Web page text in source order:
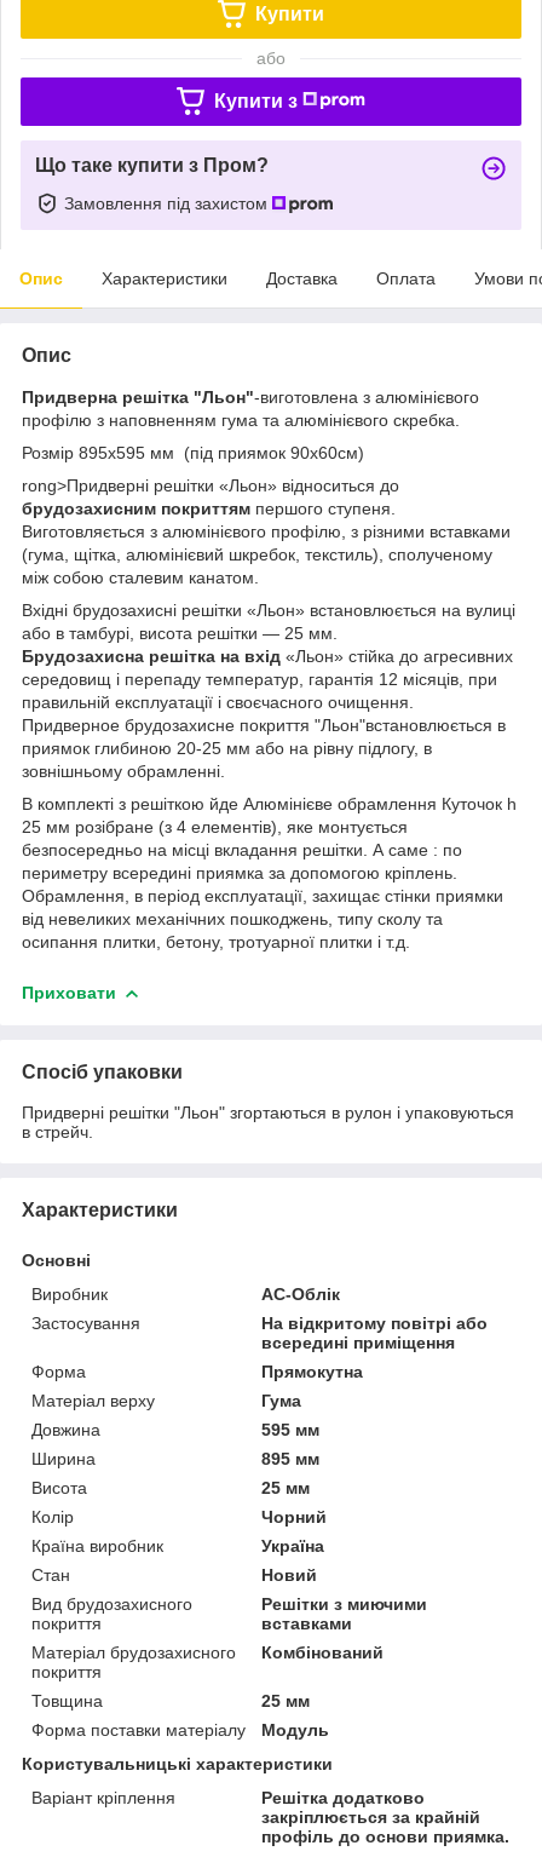
Купити
або
Купити з
Що таке купити з Пром?
Замовлення під захистом
Опис Характеристики Доставка Оплата Умови
Опис
Придверна решітка "Льон"-виготовлена з алюмінієвого
профілю з наповненням гума та алюмінієвого скребка.
Розмір 895х595 мм (під приямок 90х60см)
rong>Придверні решітки «Льон» відноситься до
брудозахисним покриттям першого ступеня.
Виготовляється з алюмінієвого профілю, з різними вставками
(гума, щітка, алюмінієвий шкребок, текстиль), сполученому
між собою сталевим канатом.
Вхідні брудозахисні решітки «Льон» встановлюється на вулиці
або в тамбурі, висота решітки — 25 мм.
Брудозахисна решітка на вхід «Льон» стійка до агресивних
середовищ і перепаду температур, гарантія 12 місяців, при
правильній експлуатації і своєчасного очищення.
Придверное брудозахисне покриття "Льон"встановлюється в
приямок глибиною 20-25 мм або на рівну підлогу, в
зовнішньому обрамленні.
В комплекті з решіткою йде Алюмінієве обрамлення Куточок h
25 мм розібране (з 4 елементів), яке монтується
безпосередньо на місці вкладання решітки. А саме : по
периметру всередині приямка за допомогою кріплень.
Обрамлення, в період експлуатації, захищає стінки приямки
від невеликих механічних пошкоджень, типу сколу та
осипання плитки, бетону, тротуарної плитки і т.д.
Приховати
Спосіб упаковки
Придверні решітки "Льон" згортаються в рулон і упаковуються
в стрейч.
Характеристики
Основні
Виробник
АС-Облік
Застосування
На відкритому повітрі або
всередині приміщення
Форма
Прямокутна
Матеріал верху
Гума
Довжина
595 мм
Ширина
895 мм
Висота
25 мм
Колір
Чорний
Країна виробник
Україна
Стан
Новий
Вид брудозахисного
покриття
Решітки з миючими
вставками
Матеріал брудозахисного
покриття
Комбінований
Товщина
25 мм
Форма поставки матеріалу
Модуль
Користувальницькі характеристики
Варіант кріплення
Решітка додатково
закріплюється за крайній
профіль до основи приямка.